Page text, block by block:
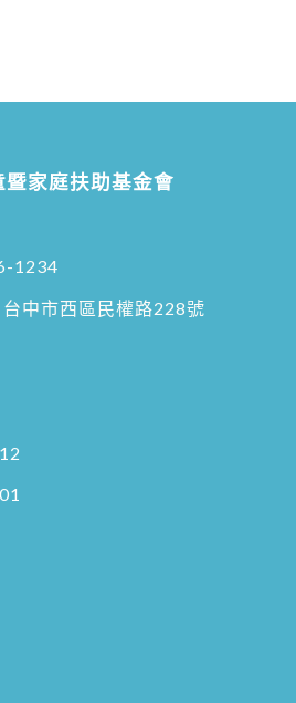
家庭扶助基金會
1234
中市西區民權路228號